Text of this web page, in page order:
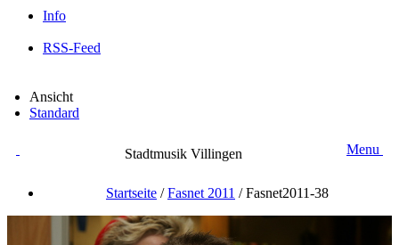
Info
RSS-Feed
Ansicht
Standard
Stadtmusik Villingen Menu
Startseite /Fasnet 2011 /Fasnet2011-38